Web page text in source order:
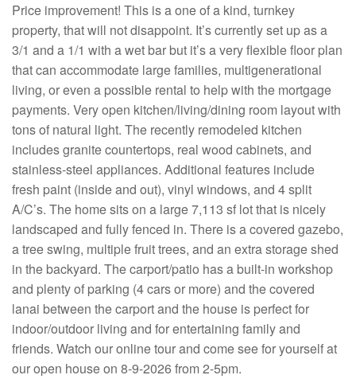
Price improvement! This is a one of a kind, turnkey
property, that will not disappoint. It’s currently set up as a
3/1 and a 1/1 with a wet bar but it’s a very flexible floor plan
that can accommodate large families, multigenerational
living, or even a possible rental to help with the mortgage
payments. Very open kitchen/living/dining room layout with
tons of natural light. The recently remodeled kitchen
includes granite countertops, real wood cabinets, and
stainless-steel appliances. Additional features include
fresh paint (inside and out), vinyl windows, and 4 split
A/C’s. The home sits on a large 7,113 sf lot that is nicely
landscaped and fully fenced in. There is a covered gazebo,
a tree swing, multiple fruit trees, and an extra storage shed
in the backyard. The carport/patio has a built-in workshop
and plenty of parking (4 cars or more) and the covered
lanai between the carport and the house is perfect for
indoor/outdoor living and for entertaining family and
friends. Watch our online tour and come see for yourself at
our open house on 8-9-2026 from 2-5pm.